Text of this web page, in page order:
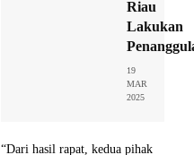
Riau
Lakukan
19
MAR
2025
“Dari hasil rapat, kedua pihak